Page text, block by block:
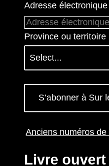
Adresse électronique
Province ou territoire
S’abonner à Sur
Anciens numéros
Livre